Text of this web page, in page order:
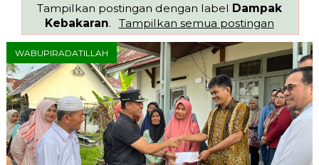
Tampilkan postingan dengan label Dampak
Kebakaran. Tampilkan semua postingan
WABUPIRADATILLAH